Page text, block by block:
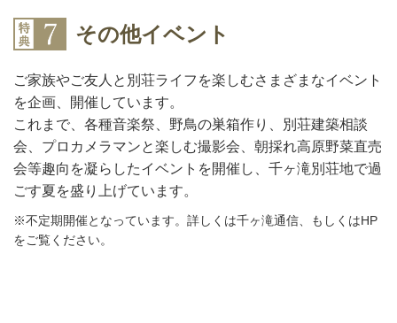
その他イベント
ご家族やご友人と別荘ライフを楽しむさまざまなイベント
を企画、開催しています。
これまで、各種音楽祭、野鳥の巣箱作り、別荘建築相談
会、プロカメラマンと楽しむ撮影会、朝採れ高原野菜直売
会等趣向を凝らしたイベントを開催し、千ヶ滝別荘地で過
ごす夏を盛り上げています。
※不定期開催となっています。詳しくは千ヶ滝通信、もしくはHP
をご覧ください。